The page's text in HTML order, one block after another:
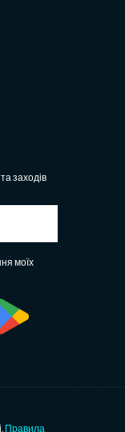
заходів
моїх
Правила